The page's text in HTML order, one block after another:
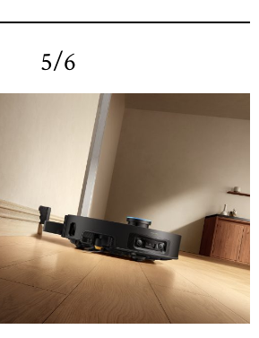
5/6